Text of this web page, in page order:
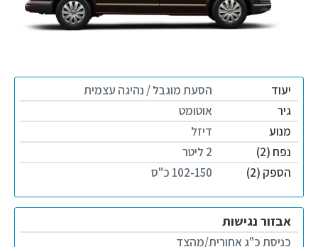
יעוד
הסעת מוגבל / נהיגה עצמית
גיר
אוטומט
מנוע
דיזל
נפח (2)
2 ליטר
הספק (2)
102-150 כ"ס
אבזור נגישות
כניסת כ"ג אחורית/מהצד